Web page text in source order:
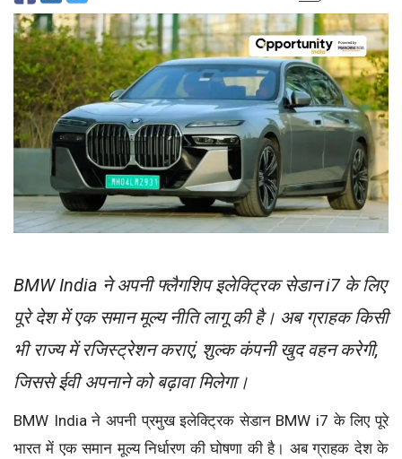
BMW India ने अपनी फ्लैगशिप इलेक्ट्रिक सेडान i7 के लिए
पूरे देश में एक समान मूल्य नीति लागू की है। अब ग्राहक किसी
भी राज्य में रजिस्ट्रेशन कराएं, शुल्क कंपनी खुद वहन करेगी,
जिससे ईवी अपनाने को बढ़ावा मिलेगा।
BMW India ने अपनी प्रमुख इलेक्ट्रिक सेडान BMW i7 के लिए पूरे
भारत में एक समान मूल्य निर्धारण की घोषणा की है। अब ग्राहक देश के